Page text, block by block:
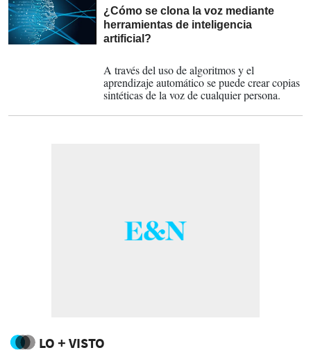
¿Cómo se clona la voz mediante
herramientas de inteligencia
artificial?
A través del uso de algoritmos y el
aprendizaje automático se puede crear copias
sintéticas de la voz de cualquier persona.
LO + VISTO